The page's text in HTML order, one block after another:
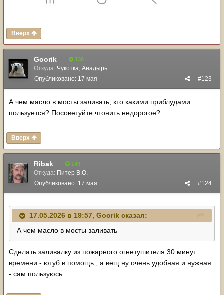
Вверх
Goorik 138
Откуда: Чукотка, Анадырь
#123
Опубликовано: 17 мая
А чем масло в мосты заливать, кто какими приблудами
пользуется? Посоветуйте чтонить недорогое?
Вверх
Ribak 149
Откуда: Питер В.О.
#124
Опубликовано: 17 мая
17.05.2026 в 19:57, Goorik сказал:
А чем масло в мосты заливать
Сделать заливалку из пожарного огнетушителя 30 минут
времени - ютуб в помощь , а вещ ну очень удобная и нужная
- сам пользуюсь